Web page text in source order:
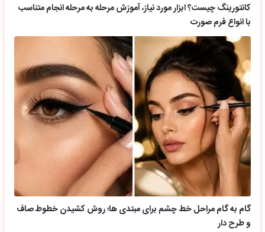
کانتورینگ چیست؟ ابزار مورد نیاز، آموزش مرحله به مرحله انجام متناسب
با انواع فرم صورت
گام به گام مراحل خط چشم برای مبتدی ها؛ روش کشیدن خطوط صاف
و طرح دار